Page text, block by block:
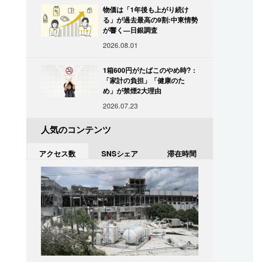
物価は「1年後も上がり続け
る」が過去最高の9割:中東情勢
が響く―日銀調査
2026.08.01
1箱600円がたばこのやめ時? :
「家計の負担」「健康のた
め」が禁煙2大理由
2026.07.23
人気のコンテンツ
アクセス数 SNSシェア 滞在時間